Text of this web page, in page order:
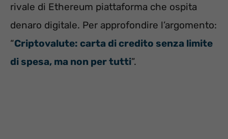
rivale di Ethereum piattaforma che ospita
denaro digitale. Per approfondire l’argomento:
“Criptovalute: carta di credito senza limite
di spesa, ma non per tutti”.